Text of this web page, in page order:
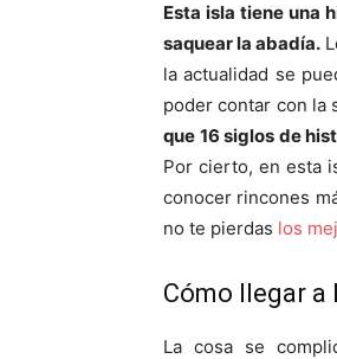
Esta isla tiene una
saquear la abadía.
la actualidad se
poder contar con la
que 16 siglos de
Por cierto, en esta
conocer rincones
no te pierdas los
Cómo llegar a
La cosa se